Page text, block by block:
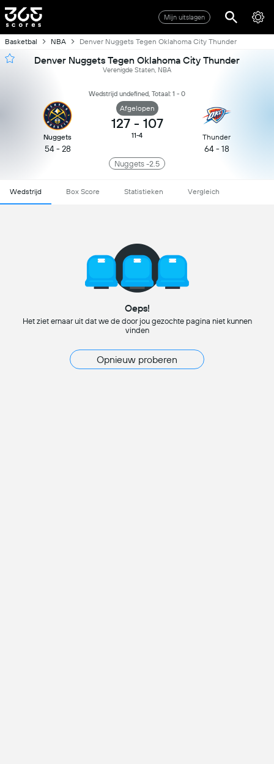
Mijn uitslagen
Basketbal NBA Denver Nuggets Tegen Oklahoma City Thunder
Denver Nuggets Tegen Oklahoma City Thunder
Verenigde Staten, NBA
Wedstrijd undefined, Totaal: 1 - 0
Nuggets
54 - 28
Afgelopen
127 - 107
11-4 Thunder
64 - 18
Nuggets -2.5
Wedstrijd Box Score Statistieken Vergleich
Oeps!
Het ziet ernaar uit dat we de door jou gezochte pagina niet kunnen
vinden
Opnieuw proberen